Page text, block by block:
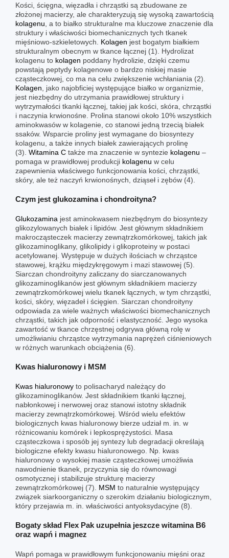
Kości, ścięgna, więzadła i chrząstki są zbudowane ze
złożonej macierzy, ale charakteryzują się wysoką zawartością
kolagenu , a to białko strukturalne ma kluczowe znaczenie dla
struktury i właściwości biomechanicznych tych tkanek
mięśniowo-szkieletowych. Kolagen jest bogatym białkiem
strukturalnym obecnym w tkance łącznej (1). Hydrolizat
kolagenu to kolagen poddany hydrolizie, dzięki czemu
powstają peptydy kolagenowe o bardzo niskiej masie
cząsteczkowej, co ma na celu zwiększenie wchłaniania (2).
Kolagen , jako najobficiej występujące białko w organizmie,
jest niezbędny do utrzymania prawidłowej struktury i
wytrzymałości tkanki łącznej, takiej jak kości, skóra, chrząstki
i naczynia krwionośne. Prolina stanowi około 10% wszystkich
aminokwasów w kolagenie, co stanowi jedną trzecią białek
ssaków. Wsparcie proliny jest wymagane do biosyntezy
kolagenu, a także innych białek zawierających prolinę
(3). Witamina C także ma znaczenie w syntezie kolagenu –
pomaga w prawidłowej produkcji kolagenu w celu
zapewnienia właściwego funkcjonowania kości, chrząstki,
skóry, ale też naczyń krwionośnych, dziąseł i zębów (4).
Czym jest glukozamina i chondroityna?
Glukozamina jest aminokwasem niezbędnym do biosyntezy
glikozylowanych białek i lipidów. Jest głównym składnikiem
makrocząsteczek macierzy zewnątrzkomórkowej, takich jak
glikozaminoglikany, glikolipidy i glikoproteiny w postaci
acetylowanej. Występuje w dużych ilościach w chrząstce
stawowej, krążku międzykręgowym i mazi stawowej (5).
Siarczan chondroityny zaliczany do siarczanowanych
glikozaminoglikanów jest głównym składnikiem macierzy
zewnątrzkomórkowej wielu tkanek łącznych, w tym chrząstki,
kości, skóry, więzadeł i ścięgien. Siarczan chondroityny
odpowiada za wiele ważnych właściwości biomechanicznych
chrząstki, takich jak odporność i elastyczność. Jego wysoka
zawartość w tkance chrzęstnej odgrywa główną rolę w
umożliwianiu chrząstce wytrzymania naprężeń ciśnieniowych
w różnych warunkach obciążenia (6).
Kwas hialuronowy i MSM
Kwas hialuronowy to polisacharyd należący do
glikozaminoglikanów. Jest składnikiem tkanki łącznej,
nabłonkowej i nerwowej oraz stanowi istotny składnik
macierzy zewnątrzkomórkowej. Wśród wielu efektów
biologicznych kwas hialuronowy bierze udział m. in. w
różnicowaniu komórek i lepkosprężystości. Masa
cząsteczkowa i sposób jej syntezy lub degradacji określają
biologiczne efekty kwasu hialuronowego. Np. kwas
hialuronowy o wysokiej masie cząsteczkowej umożliwia
nawodnienie tkanek, przyczynia się do równowagi
osmotycznej i stabilizuje strukturę macierzy
zewnątrzkomórkowej (7). MSM to naturalnie występujący
związek siarkoorganiczny o szerokim działaniu biologicznym,
który przejawia m. in. właściwości antyoksydacyjne (8).
Bogaty skład Flex Pak uzupełnia jeszcze witamina B6
oraz wapń i magnez
Wapń pomaga w prawidłowym funkcjonowaniu mięśni oraz